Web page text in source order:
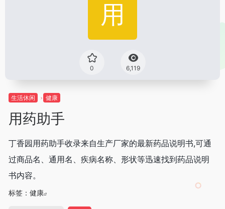
0 6,119
生活休闲 健康
用药助手
丁香园用药助手收录来自生产厂家的最新药品说明书,可通
过商品名、通用名、疾病名称、形状等迅速找到药品说明
书内容。
标签： 健康